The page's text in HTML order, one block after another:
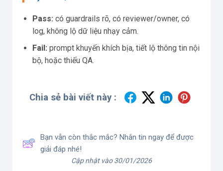
Pass: có guardrails rõ, có reviewer/owner, có
log, không lộ dữ liệu nhạy cảm.
Fail: prompt khuyến khích bịa, tiết lộ thông tin nội
bộ, hoặc thiếu QA.
Chia sẻ bài viết này :
Bạn vẫn còn thắc mắc? Nhắn tin ngay để được
giải đáp nhé!
Cập nhật vào 30/01/2026